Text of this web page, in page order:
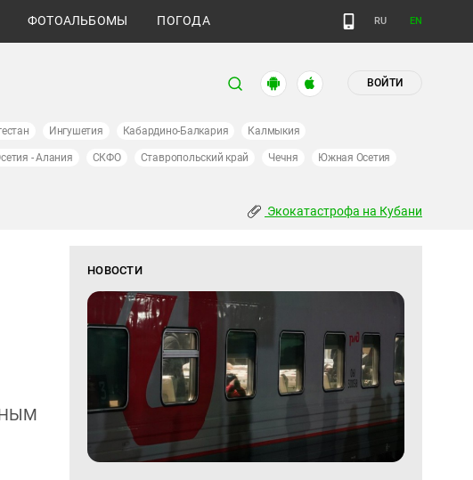
ФОТОАЛЬБОМЫ ПОГОДА RU EN
ВОЙТИ
Ингушетия Кабардино-Балкария Калмыкия
- Алания СКФО Ставропольский край Чечня Южная Осетия
Экокатастрофа на Кубани
НОВОСТИ